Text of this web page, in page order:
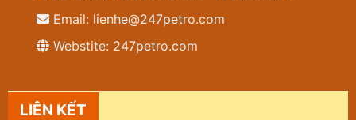
Email: lienhe@247petro.com
Webstite: 247petro.com
LIÊN KẾT